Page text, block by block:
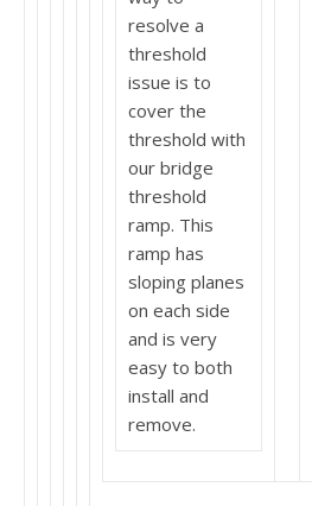
resolve a
threshold
issue is to
cover the
threshold with
our bridge
threshold
ramp. This
ramp has
sloping planes
on each side
and is very
easy to both
install and
remove.